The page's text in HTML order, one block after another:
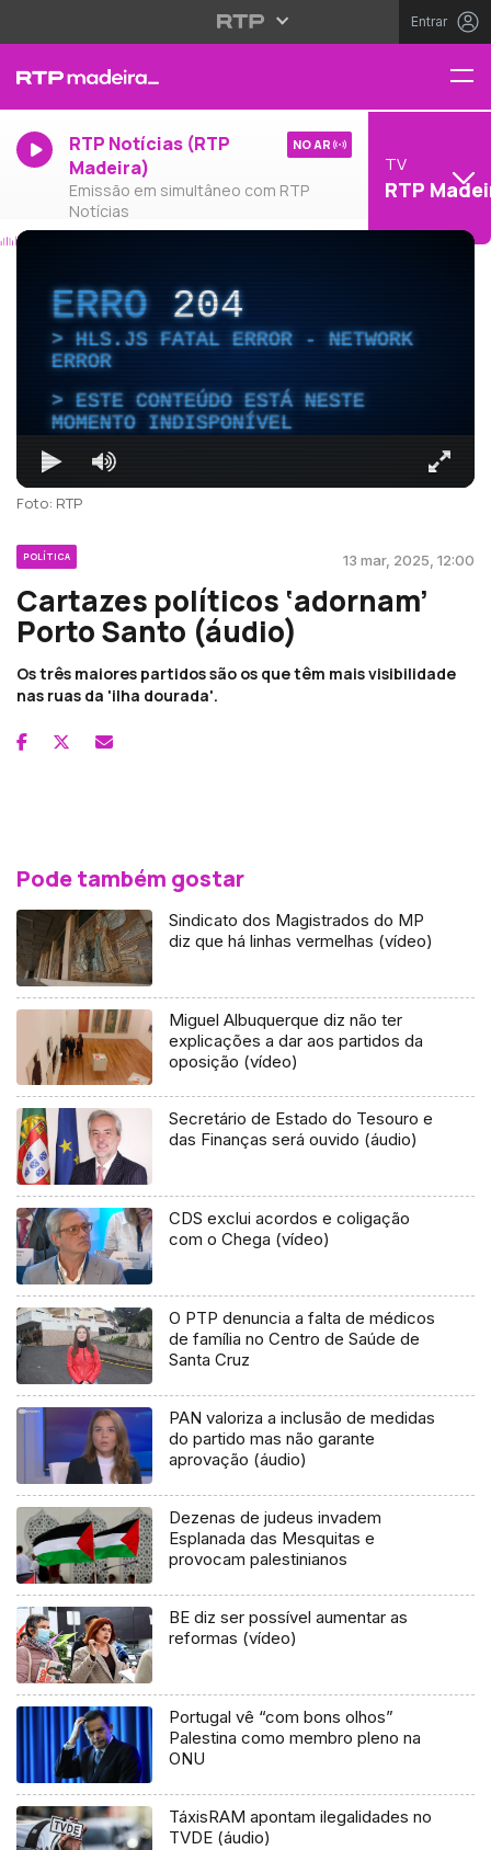
Entrar
RTP Notícias (RTP
Madeira)
Emissão em simultâneo com RTP
Notícias
NO AR
TV
RTP
ERRO204
HLS.JS FATAL ERROR - NETWORK
ERROR
ESTE CONTEÚDO ESTÁ NESTE
MOMENTO INDISPONÍVEL
Foto: RTP
POLÍTICA 13 mar, 2025, 12:00
Cartazes políticos ‘adornam’
Porto Santo (áudio)
Os três maiores partidos são os que têm mais visibilidade
nas ruas da 'ilha dourada'.
Pode também gostar
Sindicato dos Magistrados do MP
diz que há linhas vermelhas (vídeo)
Miguel Albuquerque diz não ter
explicações a dar aos partidos da
oposição (vídeo)
Secretário de Estado do Tesouro e
das Finanças será ouvido (áudio)
CDS exclui acordos e coligação
com o Chega (vídeo)
O PTP denuncia a falta de médicos
de família no Centro de Saúde de
Santa Cruz
PAN valoriza a inclusão de medidas
do partido mas não garante
aprovação (áudio)
Dezenas de judeus invadem
Esplanada das Mesquitas e
provocam palestinianos
BE diz ser possível aumentar as
reformas (vídeo)
Portugal vê “com bons olhos”
Palestina como membro pleno na
ONU
TáxisRAM apontam ilegalidades no
TVDE (áudio)